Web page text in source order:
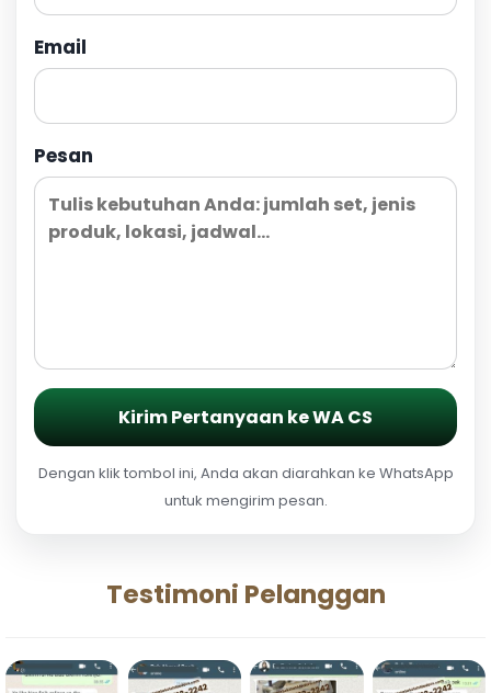
Email
Pesan
Kirim Pertanyaan ke WA CS
Dengan klik tombol ini, Anda akan diarahkan ke WhatsApp
untuk mengirim pesan.
Testimoni Pelanggan